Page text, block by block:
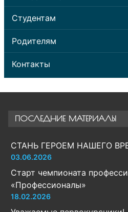
Студентам
Родителям
Контакты
ПОСЛЕДНИЕ МАТЕРИАЛЫ
СТАНЬ ГЕРОЕМ НАШЕГО
03.06.2026
Старт чемпионата
«Профессионалы»
18.02.2026